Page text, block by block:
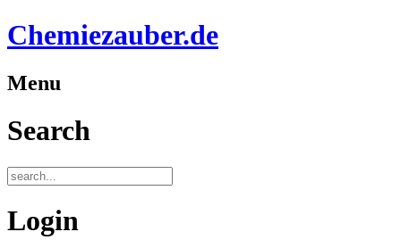
Chemiezauber.de
Menu
Search
Login